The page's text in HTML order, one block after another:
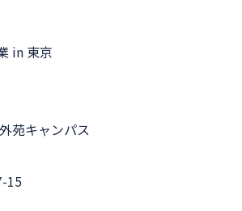
in 東京
苑キャンパス
15